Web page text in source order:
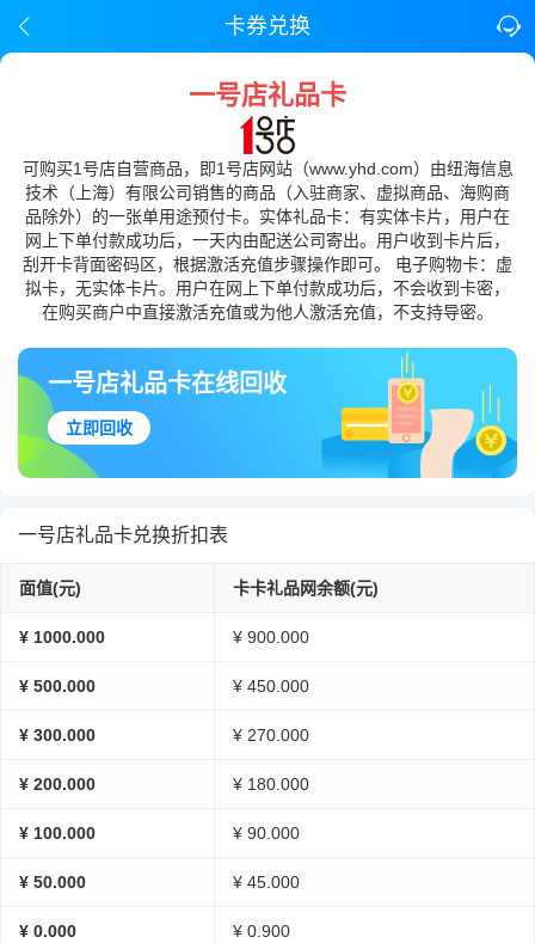
卡券兑换
一号店礼品卡
可购买1号店自营商品，即1号店网站（www.yhd.com）由纽海信息
技术（上海）有限公司销售的商品（入驻商家、虚拟商品、海购商
品除外）的一张单用途预付卡。实体礼品卡：有实体卡片，用户在
网上下单付款成功后，一天内由配送公司寄出。用户收到卡片后，
刮开卡背面密码区，根据激活充值步骤操作即可。 电子购物卡：虚
拟卡，无实体卡片。用户在网上下单付款成功后，不会收到卡密，
在购买商户中直接激活充值或为他人激活充值，不支持导密。
一号店礼品卡在线回收
立即回收
一号店礼品卡兑换折扣表
面值(元) 卡卡礼品网余额(元)
¥ 1000.000 ¥ 900.000
¥ 500.000 ¥ 450.000
¥ 300.000 ¥ 270.000
¥ 200.000 ¥ 180.000
¥ 100.000 ¥ 90.000
¥ 50.000 ¥ 45.000
¥ 0.000 ¥ 0.900